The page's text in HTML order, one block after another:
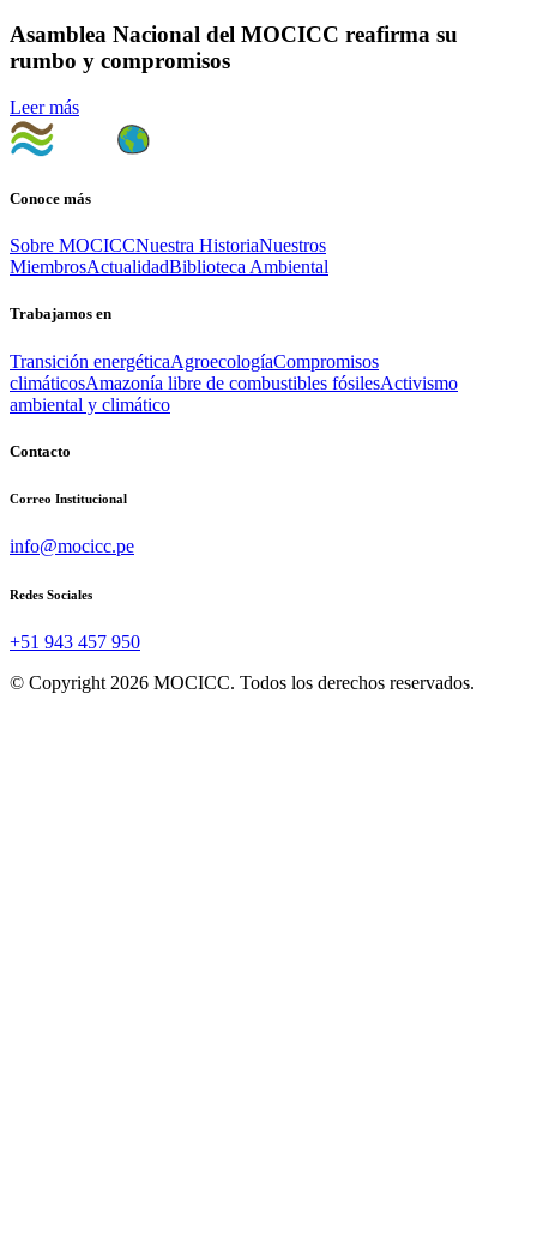
Asamblea Nacional del MOCICC reafirma su
rumbo y compromisos
Leer más
Conoce más
Sobre MOCICCNuestra HistoriaNuestros
MiembrosActualidadBiblioteca Ambiental
Trabajamos en
Transición energéticaAgroecologíaCompromisos
climáticosAmazonía libre de combustibles fósilesActivismo
ambiental y climático
Contacto
Correo Institucional
info@mocicc.pe
Redes Sociales
+51 943 457 950
© Copyright 2026 MOCICC. Todos los derechos reservados.